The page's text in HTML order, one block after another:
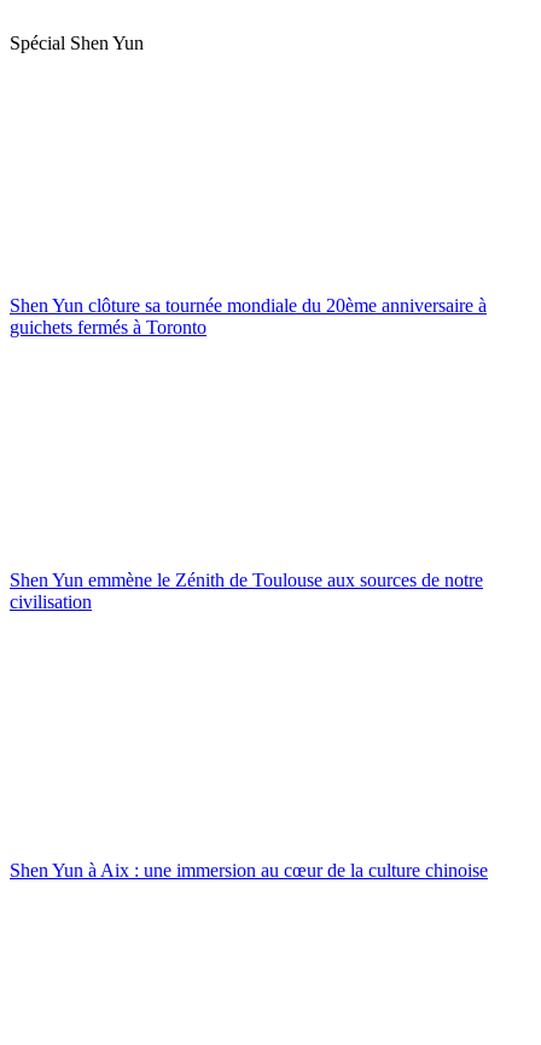
Spécial Shen Yun
Shen Yun clôture sa tournée mondiale du 20ème anniversaire à
guichets fermés à Toronto
Shen Yun emmène le Zénith de Toulouse aux sources de notre
civilisation
Shen Yun à Aix : une immersion au cœur de la culture chinoise